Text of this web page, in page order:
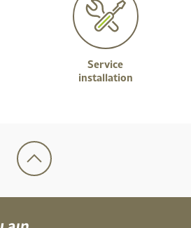
Service
installation